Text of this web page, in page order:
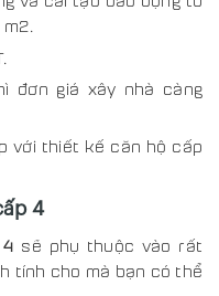
m2.
đơn giá xây nhà càng
với thiết kế căn hộ cấp
4
sẽ phụ thuộc vào rất
tính cho mà bạn có thể